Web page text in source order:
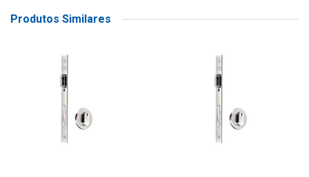
Produtos Similares